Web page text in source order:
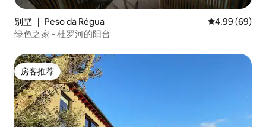
别墅 ｜ Peso da Régua 平均评分 4.99
4.99 (69)
绿色之家 - 杜罗河的阳台
房客推荐
房客推荐